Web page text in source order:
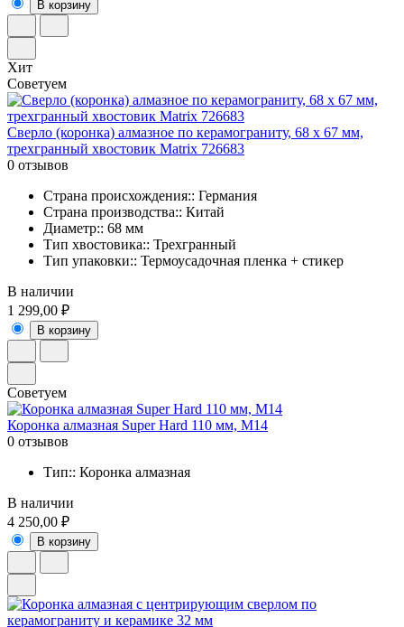
В корзину
Хит
Советуем
Сверло (коронка) алмазное по керамограниту, 68 х 67 мм,
трехгранный хвостовик Matrix 726683
0 отзывов
Страна происхождения:: Германия
Страна производства:: Китай
Диаметр:: 68 мм
Тип хвостовика:: Трехгранный
Тип упаковки:: Термоусадочная пленка + стикер
В наличии
1 299,00 ₽
В корзину
Советуем
Коронка алмазная Super Hard 110 мм, M14
0 отзывов
Тип:: Коронка алмазная
В наличии
4 250,00 ₽
В корзину